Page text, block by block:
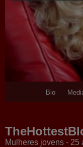
Bio
Mulheres jovens - 25